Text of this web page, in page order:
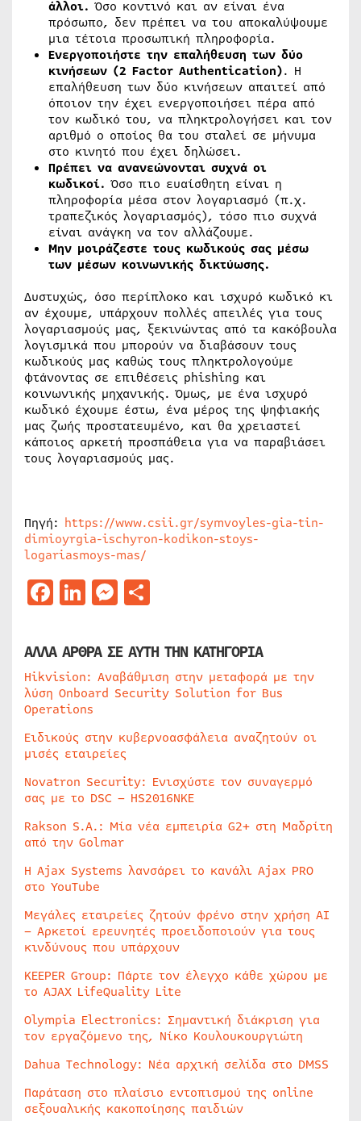
άλλοι. Όσο κοντινό και αν είναι ένα
πρόσωπο, δεν πρέπει να του αποκαλύψουμε
μια τέτοια προσωπική πληροφορία.
Ενεργοποιήστε την επαλήθευση των δύο
κινήσεων (2 Factor Authentication). Η
επαλήθευση των δύο κινήσεων απαιτεί από
όποιον την έχει ενεργοποιήσει πέρα από
τον κωδικό του, να πληκτρολογήσει και τον
αριθμό ο οποίος θα του σταλεί σε μήνυμα
στο κινητό που έχει δηλώσει.
Πρέπει να ανανεώνονται συχνά οι
κωδικοί. Όσο πιο ευαίσθητη είναι η
πληροφορία μέσα στον λογαριασμό (π.χ.
τραπεζικός λογαριασμός), τόσο πιο συχνά
είναι ανάγκη να τον αλλάζουμε.
Μην μοιράζεστε τους κωδικούς σας μέσω
των μέσων κοινωνικής δικτύωσης.
Δυστυχώς, όσο περίπλοκο και ισχυρό κωδικό κι
αν έχουμε, υπάρχουν πολλές απειλές για τους
λογαριασμούς μας, ξεκινώντας από τα κακόβουλα
λογισμικά που μπορούν να διαβάσουν τους
κωδικούς μας καθώς τους πληκτρολογούμε
φτάνοντας σε επιθέσεις phishing και
κοινωνικής μηχανικής. Όμως, με ένα ισχυρό
κωδικό έχουμε έστω, ένα μέρος της ψηφιακής
μας ζωής προστατευμένο, και θα χρειαστεί
κάποιος αρκετή προσπάθεια για να παραβιάσει
τους λογαριασμούς μας.
Πηγή: https://www.csii.gr/symvoyles-gia-tin-
dimioyrgia-ischyron-kodikon-stoys-
logariasmoys-mas/
Facebook
LinkedIn
Messenger
ΑΛΛΑ ΑΡΘΡΑ ΣΕ ΑΥΤΗ ΤΗΝ ΚΑΤΗΓΟΡΙΑ
Hikvision: Αναβάθμιση στην μεταφορά με την
λύση Onboard Security Solution for Bus
Operations
Ειδικούς στην κυβερνοασφάλεια αναζητούν οι
μισές εταιρείες
Novatron Security: Ενισχύστε τον συναγερμό
σας με το DSC – HS2016NKE
Rakson S.A.: Μία νέα εμπειρία G2+ στη Μαδρίτη
από την Golmar
Η Ajax Systems λανσάρει το κανάλι Ajax PRO
στο YouTube
Μεγάλες εταιρείες ζητούν φρένο στην χρήση AI
– Αρκετοί ερευνητές προειδοποιούν για τους
κινδύνους που υπάρχουν
KEEPER Group: Πάρτε τον έλεγχο κάθε χώρου με
το AJAX LifeQuality Lite
Olympia Electronics: Σημαντική διάκριση για
τον εργαζόμενο της, Νίκο Κουλουκουργιώτη
Dahua Technology: Νέα αρχική σελίδα στο DMSS
Παράταση στο πλαίσιο εντοπισμού της online
σεξουαλικής κακοποίησης παιδιών